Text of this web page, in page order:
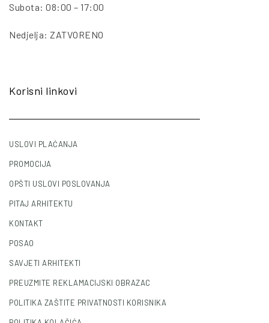
Subota: 08:00 – 17:00
Nedjelja: ZATVORENO
Korisni linkovi
USLOVI PLAĆANJA
PROMOCIJA
OPŠTI USLOVI POSLOVANJA
PITAJ ARHITEKTU
KONTAKT
POSAO
SAVJETI ARHITEKTI
PREUZMITE REKLAMACIJSKI OBRAZAC
POLITIKA ZAŠTITE PRIVATNOSTI KORISNIKA